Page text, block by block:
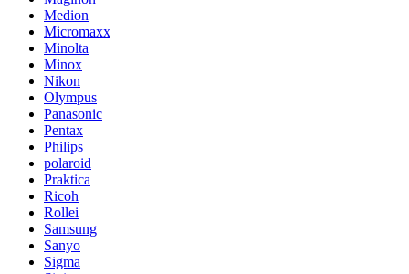
Medion
Micromaxx
Minolta
Minox
Nikon
Olympus
Panasonic
Pentax
Philips
polaroid
Praktica
Ricoh
Rollei
Samsung
Sanyo
Sigma